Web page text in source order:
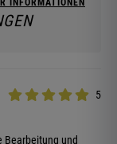
INFORMATIONEN
5
Bearbeitung und